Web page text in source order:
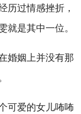
历过情感挫折，
是其中一位。
婚姻上并没有那
可爱的女儿咘咘